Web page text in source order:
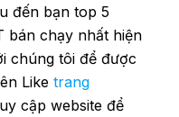
đến bạn top 5
bán chạy nhất hiện
chúng tôi để được
Like trang
cập website để